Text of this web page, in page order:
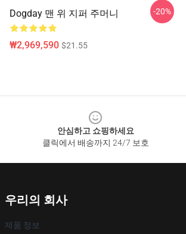
Dogday 맨 위 지퍼 주머니
₩2,969,590 $21.55
-20%
안심하고 쇼핑하세요
클릭에서 배송까지 24/7 보호
우리의 회사
제품 정보